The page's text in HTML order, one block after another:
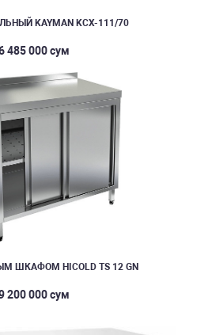
KAYMAN KСХ-111/70
485 000 сум
ШКАФОМ HICOLD TS 12 GN
200 000 сум